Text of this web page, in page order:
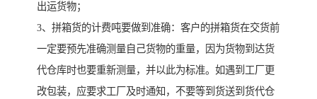
出运货物；
3、拼箱货的计费吨要做到准确：客户的拼箱货在交货前
一定要预先准确测量自己货物的重量，因为货物到达货
代仓库时也要重新测量，并以此为标准。如遇到工厂更
改包装，应要求工厂及时通知，不要等到货送到货代仓